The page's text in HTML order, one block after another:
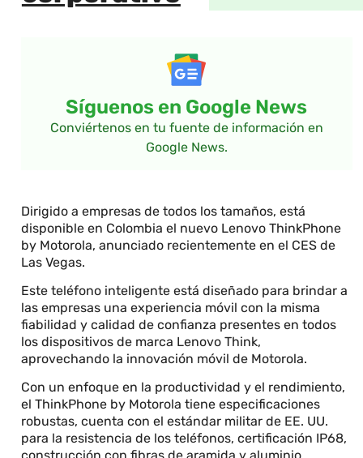
Síguenos en Google News
Conviértenos en tu fuente de información en
Google News.
Dirigido a empresas de todos los tamaños, está
disponible en Colombia el nuevo Lenovo ThinkPhone
by Motorola, anunciado recientemente en el CES de
Las Vegas.
Este teléfono inteligente está diseñado para brindar a
las empresas una experiencia móvil con la misma
fiabilidad y calidad de confianza presentes en todos
los dispositivos de marca Lenovo Think,
aprovechando la innovación móvil de Motorola.
Con un enfoque en la productividad y el rendimiento,
el ThinkPhone by Motorola tiene especificaciones
robustas, cuenta con el estándar militar de EE. UU.
para la resistencia de los teléfonos, certificación IP68,